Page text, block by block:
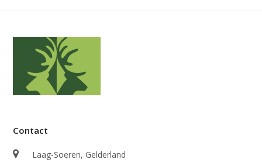
Contact
Laag-Soeren, Gelderland